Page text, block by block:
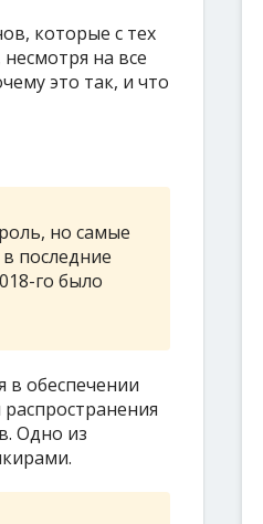
которые с тех
на все
это так, и что
но самые
последние
го было
обеспечении
Одно из